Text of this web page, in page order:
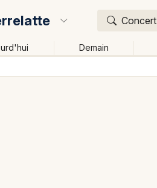
Demain